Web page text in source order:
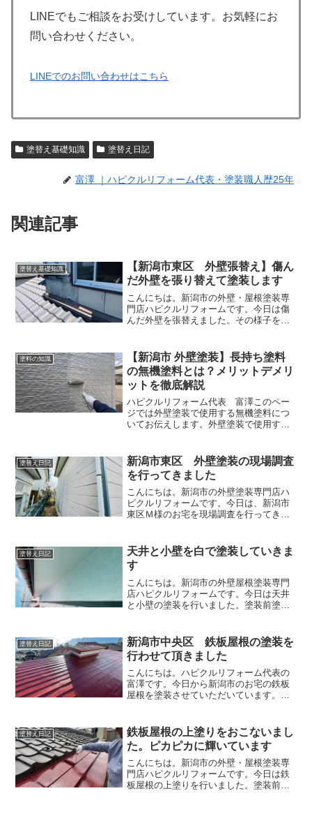
LINEでもご相談をお受けしています。お気軽にお
問い合わせください。
LINEでのお問い合わせはこちら
塗替え基礎知識 塗替え日記
富澤 ｜ハピクルリフォーム代表・塗装職人歴25年
関連記事
塗替え基礎知識
【新潟市東区 外壁張替え】傷ん
だ外壁を張り替えて塗装します
こんにちは。新潟市の外壁・屋根塗装専
門店ハピクルリフォームです。今日は傷
んだ外壁を張替えました。その様子をこ
の状態になっていました。ボロボロにな
ってしまい、穴が空いてい...
塗料の知識
【新潟市 外壁塗装】長持ち塗料
の無機塗料とは？メリットデメリ
ットを徹底解説
ハピクルリフォーム代表 富澤このペー
ジでは外壁塗装で使用する無機塗料につ
いてお伝えします。外壁塗装で使用する
です。石や岩は、紫外線を受けてもほと
んど劣化しません。とても...
塗替え日記
新潟市東区 外壁塗装の現場調査
を行ってきました
こんにちは。新潟市の外壁塗装専門店ハ
ピクルリフォームです。今日は、新潟市
東区Ｍ様のお宅を現場調査を行ってきま
ど塗装時期ですね。コーキングが劣化し
ており、隙間も空いている...
塗替え日記
天井と小壁を白で塗装していきま
す
こんにちは。新潟市の外壁屋根塗装専門
店ハピクルリフォームです。今日は天井
と小壁の塗装を行いました。塗装前塗装
していきます。１回目塗装白を塗装して
いきますが、白は仕上がり...
塗替え日記
新潟市中央区 鉄板屋根の塗装を
行わせて頂きました
こんにちは。ハピクルリフォーム代表の
富澤です。今日から新潟市のお宅の鉄板
屋根を塗装させていただいています。築
DIYで錆びているところだけ塗装されたよ
うです。しかしながら...
塗替え日記
鉄板屋根の上塗りをおこないまし
た。ピカピカに輝いています
こんにちは。新潟市の外壁・屋根塗装専
門店ハピクルリフォームです。今日は鉄
板屋根の上塗りを行いました。塗装前は